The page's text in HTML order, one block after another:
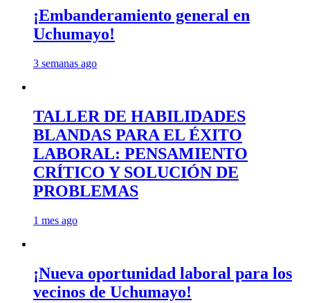
¡Embanderamiento general en
Uchumayo!
3 semanas ago
TALLER DE HABILIDADES
BLANDAS PARA EL ÉXITO
LABORAL: PENSAMIENTO
CRÍTICO Y SOLUCIÓN DE
PROBLEMAS
1 mes ago
¡Nueva oportunidad laboral para los
vecinos de Uchumayo!